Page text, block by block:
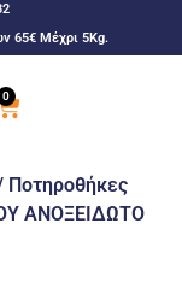
65€ Μέχρι 5Kg.
0
Ποτηροθήκες
ΑΝΟΞΕΙΔΩΤΟ